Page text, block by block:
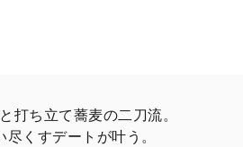
控えた、今の心境にも迫った。
打ち立て蕎麦の二刀流。
くすデートが叶う。